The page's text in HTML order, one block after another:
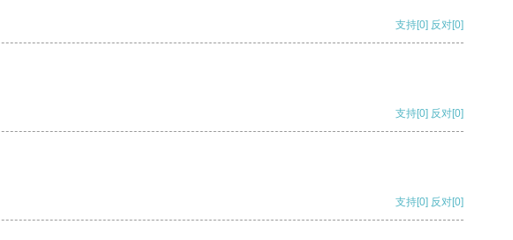
支持[0] 反对[0]
支持[0] 反对[0]
支持[0] 反对[0]